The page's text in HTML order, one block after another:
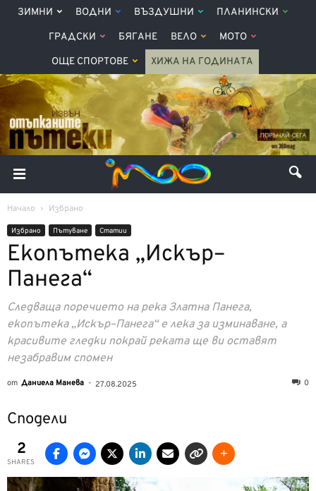
ЗИМНИ ВОДНИ ВЪЗДУШНИ ПЛАНИНСКИ
ГРАДСКИ БЯГАНЕ ВЕЛО МОТО
ОЩЕ СПОРТОВЕ ХИЖА НА ГОДИНАТА
Начало Избрано
Избрано Пътуване Статии
Екопътека „Искър–
Панега“
Следваща поречието на река Златна Панега,
екопътека „Искър–Панега“ е лека за изминаване, а
красивите гледки покрай реката ще ви оставят
незабравим спомен
от Даниела Манева - 27.08.2025 0
Сподели
2
SHARES